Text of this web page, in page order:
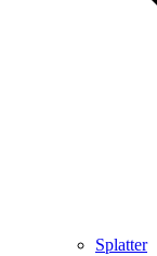
Splatter